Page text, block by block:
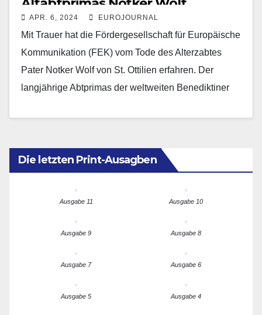
Altabtprimas Notker Wolf
APR. 6, 2024 EUROJOURNAL
Mit Trauer hat die Fördergesellschaft für Europäische
Kommunikation (FEK) vom Tode des Alterzabtes
Pater Notker Wolf von St. Ottilien erfahren. Der
langjährige Abtprimas der weltweiten Benediktiner
Die letzten Print-Ausagben
Ausgabe 11 Ausgabe 10
Ausgabe 9 Ausgabe 8
Ausgabe 7 Ausgabe 6
Ausgabe 5 Ausgabe 4